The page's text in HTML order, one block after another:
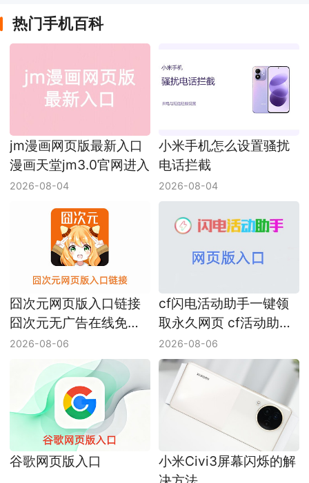
热门手机百科
jm漫画网页版最新入口
漫画天堂jm3.0官网进入
2026-08-04
电话拦截
2026-08-04
囧次元无广告在线免费
看网址
2026-08-06
cf闪电活动助手一键领
取永久网页 cf活动助手
网页版入口
2026-08-06
谷歌网页版入口
小米Civi3屏幕闪烁的解
决方法